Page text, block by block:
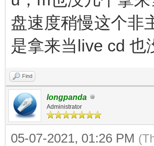
盘速度稍慢这个非
是拿来当live cd 也
Find
longpanda
Administrator
05-07-2021, 01:26 PM